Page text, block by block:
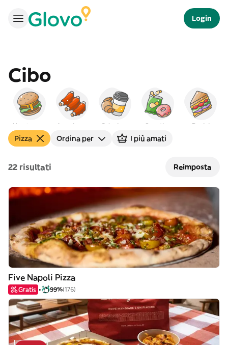
Login
Cibo
Hamburger Americano Colazione Spuntino Panini
Pizza Ordina per I più amati
22 risultati Reimposta
Five Napoli Pizza
Gratis 99%(176)